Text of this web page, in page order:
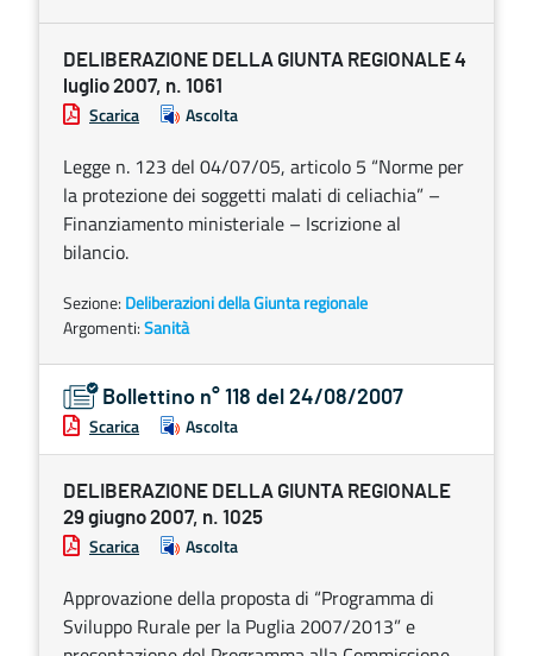
DELIBERAZIONE DELLA GIUNTA REGIONALE 4
luglio 2007, n. 1061
Scarica Ascolta
Legge n. 123 del 04/07/05, articolo 5 “Norme per
la protezione dei soggetti malati di celiachia” –
Finanziamento ministeriale – Iscrizione al
bilancio.
Sezione: Deliberazioni della Giunta regionale
Argomenti:Sanità
Bollettino n° 118 del 24/08/2007
Scarica Ascolta
DELIBERAZIONE DELLA GIUNTA REGIONALE
29 giugno 2007, n. 1025
Scarica Ascolta
Approvazione della proposta di “Programma di
Sviluppo Rurale per la Puglia 2007/2013” e